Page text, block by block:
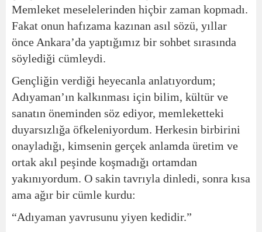
Memleket meselelerinden hiçbir zaman kopmadı.
Fakat onun hafızama kazınan asıl sözü, yıllar
önce Ankara’da yaptığımız bir sohbet sırasında
söylediği cümleydi.
Gençliğin verdiği heyecanla anlatıyordum;
Adıyaman’ın kalkınması için bilim, kültür ve
sanatın öneminden söz ediyor, memleketteki
duyarsızlığa öfkeleniyordum. Herkesin birbirini
onayladığı, kimsenin gerçek anlamda üretim ve
ortak akıl peşinde koşmadığı ortamdan
yakınıyordum. O sakin tavrıyla dinledi, sonra kısa
ama ağır bir cümle kurdu:
“Adıyaman yavrusunu yiyen kedidir.”